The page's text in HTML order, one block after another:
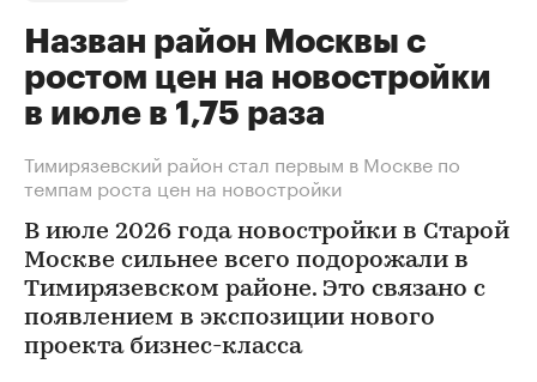
Назван район Москвы с
ростом цен на новостройки
в июле в 1,75 раза
Тимирязевский район стал первым в Москве по
темпам роста цен на новостройки
В июле 2026 года новостройки в Старой
Москве сильнее всего подорожали в
Тимирязевском районе. Это связано с
появлением в экспозиции нового
проекта бизнес-класса